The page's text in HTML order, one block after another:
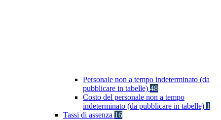
Personale non a tempo indeterminato (da
pubblicare in tabelle) 48
Costo del personale non a tempo
indeterminato (da pubblicare in tabelle) 1
Tassi di assenza 16